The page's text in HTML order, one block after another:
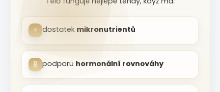
⚡ dostatek mikronutrientů
🧬 podporu hormonální rovnováhy